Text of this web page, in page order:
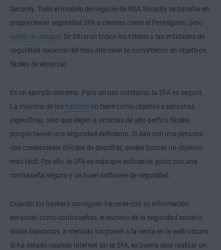
Security. Todo el modelo de negocio de RSA Security se basaba en
proporcionar seguridad 2FA a clientes como el Pentágono, pero
sufrió un ataque . Se filtraron todos los tokens y las entidades de
seguridad nacional del más alto nivel se convirtieron en objetivos
fáciles de alcanzar.
Es un ejemplo extremo. Para un uso cotidiano, la 2FA es segura.
La mayoría de los hackers no tiene como objetivo a personas
específicas , sino que eligen a víctimas de alto perfil o fáciles
porque tienen una seguridad deficiente. Si dan con una persona
con credenciales difíciles de descifrar, suelen buscar un objetivo
más fácil. Por ello, la 2FA es más que suficiente, junto con una
contraseña segura y un buen software de seguridad.
Cuando los hackers consiguen hacerse con su información
personal, como contraseñas, el número de la seguridad social o
datos bancarios, a menudo los ponen a la venta en la web oscura.
Si ha estado usando Internet sin la 2FA, es buena idea realizar un